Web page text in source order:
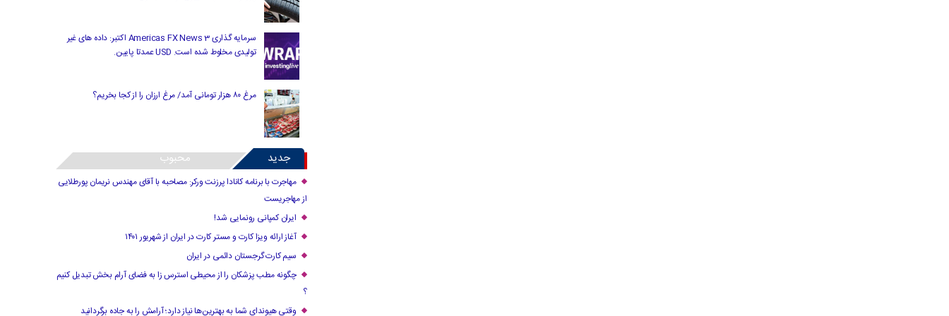
سرمایه گذاری Americas FX News 3 اکتبر: داده های غیر
تولیدی مخلوط شده است. USD عمدتا پایین.
مرغ ۸۰ هزار تومانی آمد/ مرغ ارزان را از کجا بخریم؟
جدید محبوب
مهاجرت با برنامه کانادا پرزنت ورکر: مصاحبه با آقای مهندس نریمان پورطلایی
از مهاجریست
ایران کمپانی رونمایی شد!
آغاز ارائه ویزا کارت و مستر کارت در ایران از شهریور ۱۴۰۱
سیم کارت گرجستان دائمی در ایران
چگونه مطب پزشکان را از محیطی استرس زا به فضای آرام بخش تبدیل کنیم
؟
وقتی هیوندای شما به بهترین‌ها نیاز دارد؛ آرامش را به جاده برگردانید